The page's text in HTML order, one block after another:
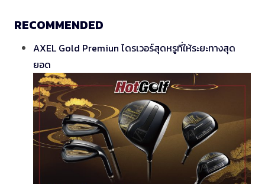
RECOMMENDED
AXEL Gold Premiun ไดรเวอร์สุดหรูที่ให้ระยะทางสุด
ยอด